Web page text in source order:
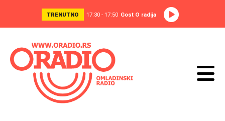
TRENUTNO 17:30 - 17:50 Gost O radija